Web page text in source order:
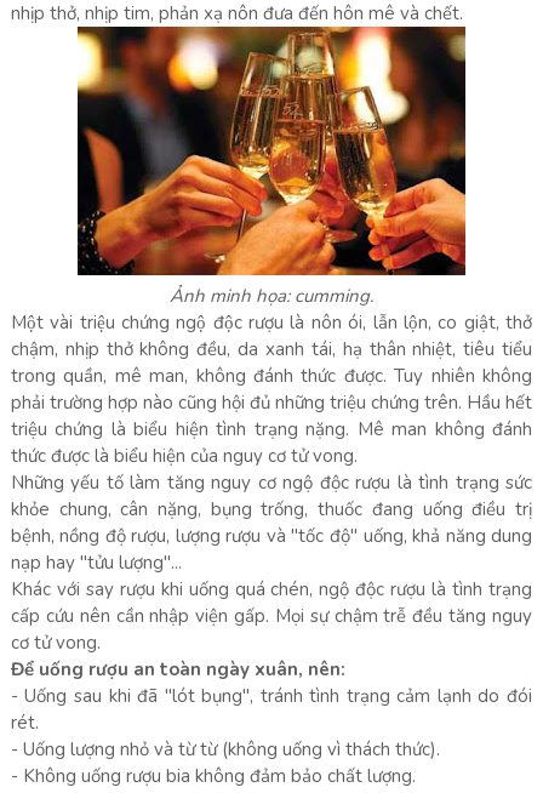
nhịp thở, nhịp tim, phản xạ nôn đưa đến hôn mê và chết.
Ảnh minh họa: cumming.
Một vài triệu chứng ngộ độc rượu là nôn ói, lẫn lộn, co giật, thở
chậm, nhịp thở không đều, da xanh tái, hạ thân nhiệt, tiêu tiểu
trong quần, mê man, không đánh thức được. Tuy nhiên không
phải trường hợp nào cũng hội đủ những triệu chứng trên. Hầu hết
triệu chứng là biểu hiện tình trạng nặng. Mê man không đánh
thức được là biểu hiện của nguy cơ tử vong.
Những yếu tố làm tăng nguy cơ ngộ độc rượu là tình trạng sức
khỏe chung, cân nặng, bụng trống, thuốc đang uống điều trị
bệnh, nồng độ rượu, lượng rượu và "tốc độ" uống, khả năng dung
nạp hay "tửu lượng"...
Khác với say rượu khi uống quá chén, ngộ độc rượu là tình trạng
cấp cứu nên cần nhập viện gấp. Mọi sự chậm trễ đều tăng nguy
cơ tử vong.
Để uống rượu an toàn ngày xuân, nên:
- Uống sau khi đã "lót bụng", tránh tình trạng cảm lạnh do đói
rét.
- Uống lượng nhỏ và từ từ (không uống vì thách thức).
- Không uống rượu bia không đảm bảo chất lượng.